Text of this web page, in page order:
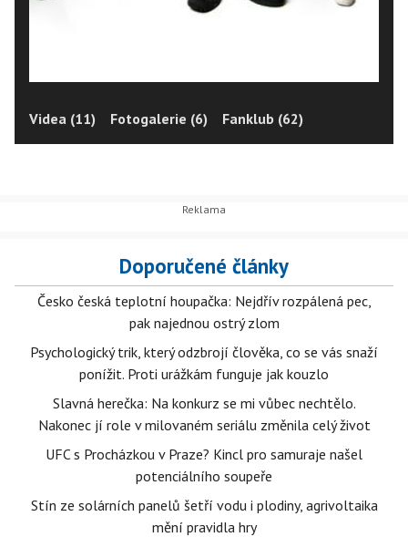
Videa (11) Fotogalerie (6) Fanklub (62)
Doporučené články
Česko česká teplotní houpačka: Nejdřív rozpálená pec,
pak najednou ostrý zlom
Psychologický trik, který odzbrojí člověka, co se vás snaží
ponížit. Proti urážkám funguje jak kouzlo
Slavná herečka: Na konkurz se mi vůbec nechtělo.
Nakonec jí role v milovaném seriálu změnila celý život
UFC s Procházkou v Praze? Kincl pro samuraje našel
potenciálního soupeře
Stín ze solárních panelů šetří vodu i plodiny, agrivoltaika
mění pravidla hry